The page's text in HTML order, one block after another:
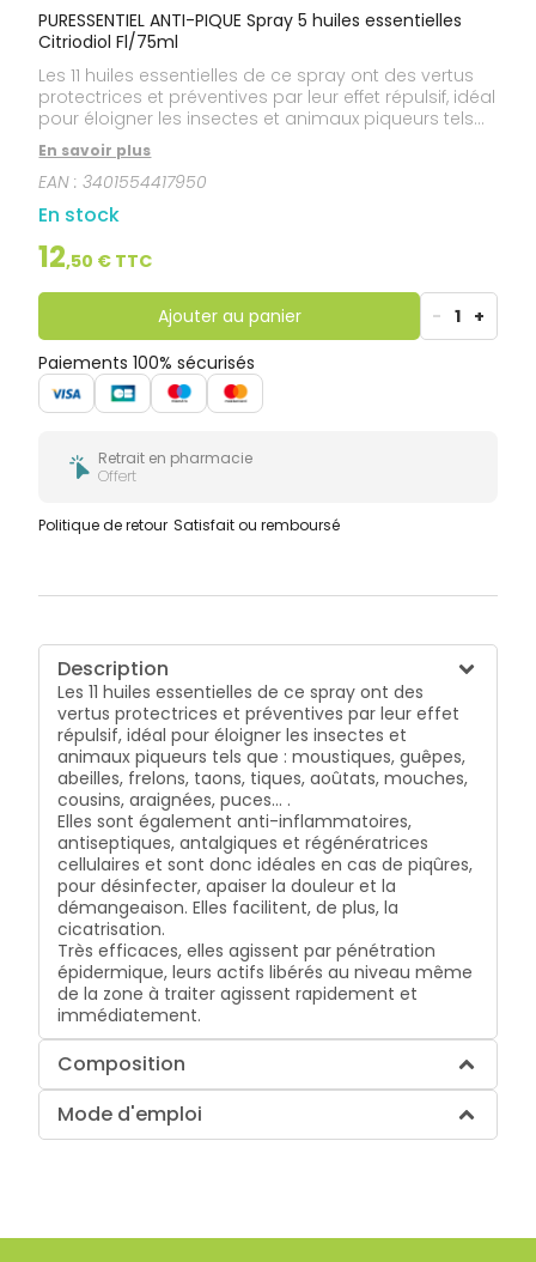
PURESSENTIEL ANTI-PIQUE Spray 5 huiles essentielles
Citriodiol Fl/75ml
Les 11 huiles essentielles de ce spray ont des vertus
protectrices et préventives par leur effet répulsif, idéal
pour éloigner les insectes et animaux piqueurs tels
que : moustiques, guêpes, abeilles, frelons, taons,
tiques, aoûtats, mouches, cousins, araignées, puces...
. Elles sont également anti-inflammatoires,
antiseptiques, antalgiques et régénératrices
cellulaires et sont donc idéales en cas de piqûres,
pour désinfecter, apaiser la douleur et la
démangeaison. Elles facilitent, de plus, la
cicatrisation. Très efficaces, elles agissent par
pénétration épidermique, leurs actifs libérés au
niveau même de la zone à traiter agissent
rapidement et immédiatement.
En savoir plus
EAN :3401554417950
En stock
12,50 € TTC
Ajouter au panier - 1 +
Paiements 100% sécurisés
Retrait en pharmacie
Offert
Politique de retour Satisfait ou remboursé
Description
Les 11 huiles essentielles de ce spray ont des
vertus protectrices et préventives par leur effet
répulsif, idéal pour éloigner les insectes et
animaux piqueurs tels que : moustiques, guêpes,
abeilles, frelons, taons, tiques, aoûtats, mouches,
cousins, araignées, puces... .
Elles sont également anti-inflammatoires,
antiseptiques, antalgiques et régénératrices
cellulaires et sont donc idéales en cas de piqûres,
pour désinfecter, apaiser la douleur et la
démangeaison. Elles facilitent, de plus, la
cicatrisation.
Très efficaces, elles agissent par pénétration
épidermique, leurs actifs libérés au niveau même
de la zone à traiter agissent rapidement et
immédiatement.
Composition
Mode d'emploi